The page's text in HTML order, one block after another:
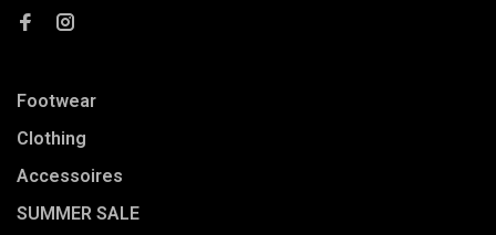
Footwear
Clothing
Accessoires
SUMMER SALE